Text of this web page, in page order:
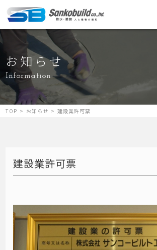
お知らせ
Information
TOP > お知らせ > 建設業許可票
建設業許可票